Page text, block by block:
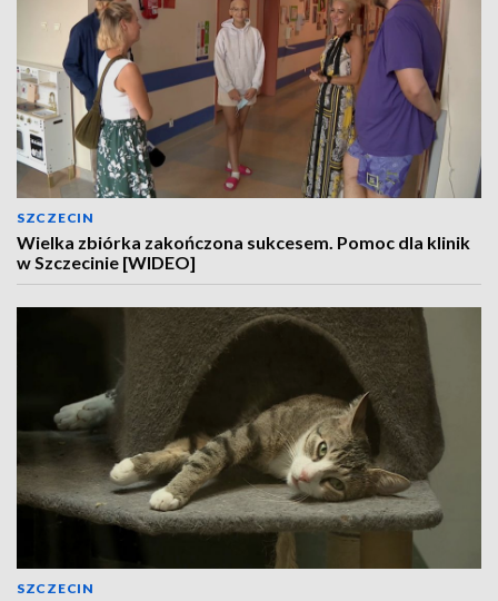
SZCZECIN
Wielka zbiórka zakończona sukcesem. Pomoc dla klinik
w Szczecinie [WIDEO]
SZCZECIN